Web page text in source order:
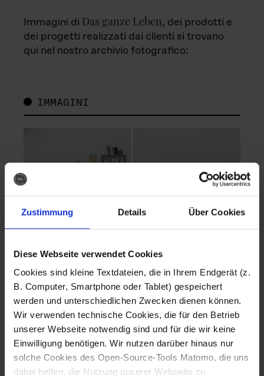
Zustimmung Details Über Cookies
Diese Webseite verwendet Cookies
Cookies sind kleine Textdateien, die in Ihrem Endgerät (z.
B. Computer, Smartphone oder Tablet) gespeichert
werden und unterschiedlichen Zwecken dienen können.
Wir verwenden technische Cookies, die für den Betrieb
unserer Webseite notwendig sind und für die wir keine
Einwilligung benötigen. Wir nutzen darüber hinaus nur
solche Cookies des Open-Source-Tools Matomo, die uns
dabei helfen, die Nutzung unserer Webseite zu
Immagini di Das ganze Leben, dei prodotti e
dei progetti realizzati dai clienti si trovano
qui nel nostro archivio fotografico:
IMMAGINI
Fotografo: Lorenz
Sternbach
Download
Fotografo: Lorenz
Sternbach
Download